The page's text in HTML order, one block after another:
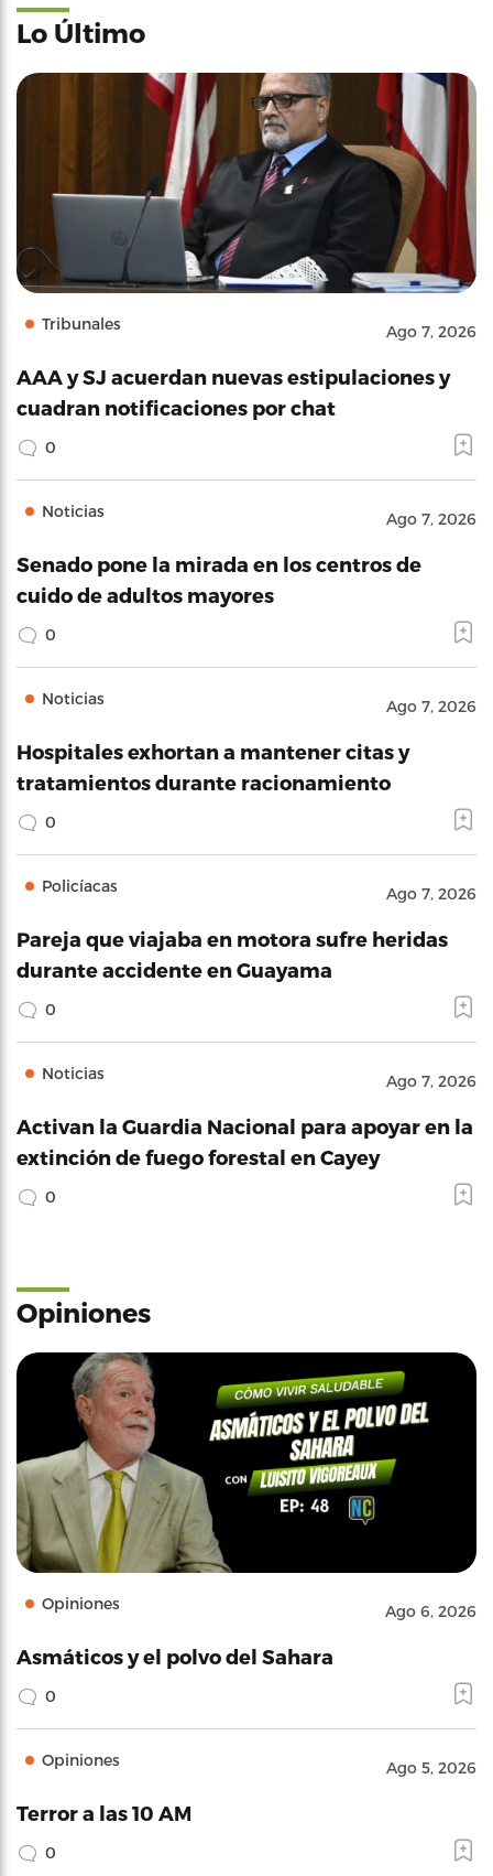
Lo Último
Tribunales Ago 7, 2026
AAA y SJ acuerdan nuevas estipulaciones y
cuadran notificaciones por chat
0
Noticias Ago 7, 2026
Senado pone la mirada en los centros de
cuido de adultos mayores
0
Noticias Ago 7, 2026
Hospitales exhortan a mantener citas y
tratamientos durante racionamiento
0
Policíacas Ago 7, 2026
Pareja que viajaba en motora sufre heridas
durante accidente en Guayama
0
Noticias Ago 7, 2026
Activan la Guardia Nacional para apoyar en la
extinción de fuego forestal en Cayey
0
Opiniones
Opiniones Ago 6, 2026
Asmáticos y el polvo del Sahara
0
Opiniones Ago 5, 2026
Terror a las 10 AM
0